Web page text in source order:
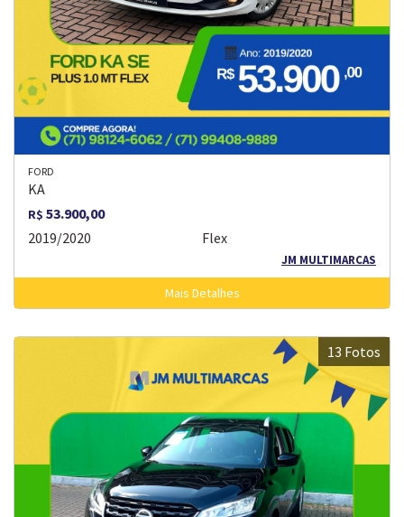
FORD
KA
R$ 53.900,00
2019/2020
Flex
JM MULTIMARCAS
Mais Detalhes
13 Fotos